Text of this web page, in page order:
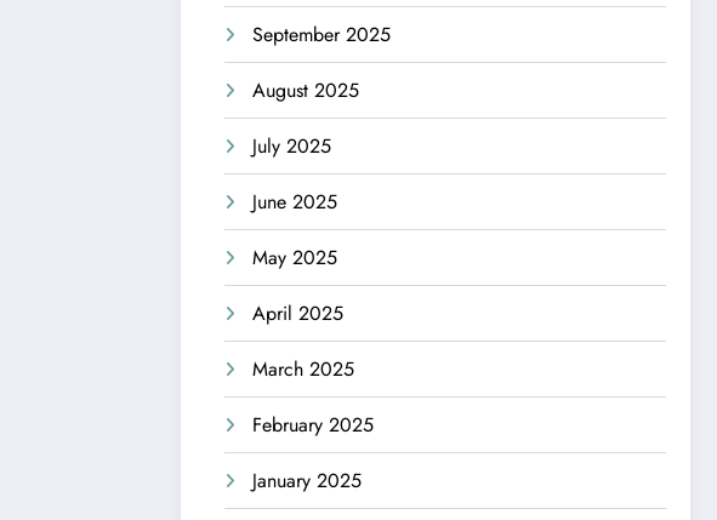
September 2025
August 2025
July 2025
June 2025
May 2025
April 2025
March 2025
February 2025
January 2025